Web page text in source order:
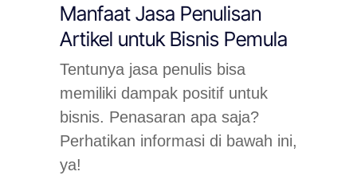
Manfaat Jasa Penulisan
Artikel untuk Bisnis Pemula
Tentunya jasa penulis bisa
memiliki dampak positif untuk
bisnis. Penasaran apa saja?
Perhatikan informasi di bawah ini,
ya!